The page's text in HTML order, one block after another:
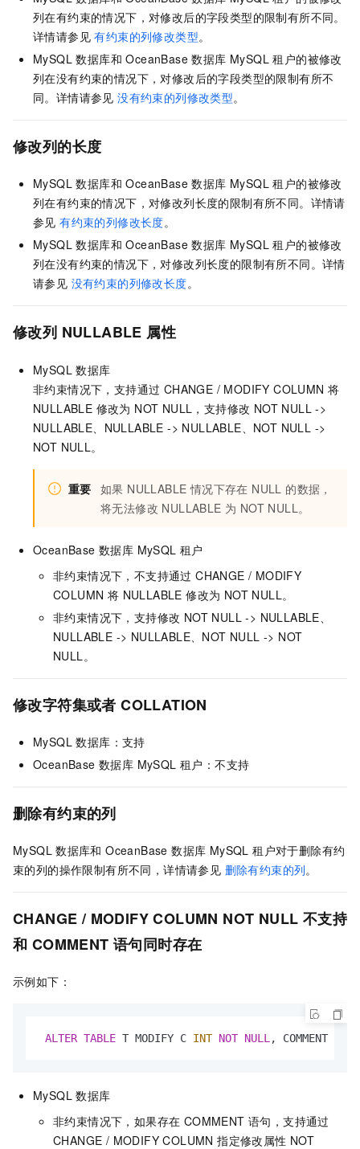
列在有约束的情况下，对修改后的字段类型的限制有所不同。
详情请参见有约束的列修改类型。
MySQL 数据库和 OceanBase 数据库 MySQL 租户的被修改
列在没有约束的情况下，对修改后的字段类型的限制有所不
同。详情请参见没有约束的列修改类型。
修改列的长度
MySQL 数据库和 OceanBase 数据库 MySQL 租户的被修改
列在有约束的情况下，对修改列长度的限制有所不同。详情请
参见有约束的列修改长度。
MySQL 数据库和 OceanBase 数据库 MySQL 租户的被修改
列在没有约束的情况下，对修改列长度的限制有所不同。详情
请参见 没有约束的列修改长度。
修改列 NULLABLE 属性
MySQL 数据库
非约束情况下，支持通过 CHANGE / MODIFY COLUMN 将
NULLABLE 修改为 NOT NULL，支持修改 NOT NULL ->
NULLABLE、NULLABLE -> NULLABLE、NOT NULL ->
NOT NULL。
重要 如果 NULLABLE 情况下存在 NULL 的数据，
将无法修改 NULLABLE 为 NOT NULL。
OceanBase 数据库 MySQL 租户
非约束情况下，不支持通过 CHANGE / MODIFY
COLUMN 将 NULLABLE 修改为 NOT NULL。
非约束情况下，支持修改 NOT NULL -> NULLABLE、
NULLABLE -> NULLABLE、NOT NULL -> NOT
NULL。
修改字符集或者 COLLATION
MySQL 数据库：支持
OceanBase 数据库 MySQL 租户：不支持
删除有约束的列
MySQL 数据库和 OceanBase 数据库 MySQL 租户对于删除有约
束的列的操作限制有所不同，详情请参见 删除有约束的列。
CHANGE / MODIFY COLUMN NOT NULL 不支持
和 COMMENT 语句同时存在
示例如下：
ALTER TABLE T MODIFY C INT NOT NULL , COMMENT
MySQL 数据库
非约束情况下，如果存在 COMMENT 语句，支持通过
CHANGE / MODIFY COLUMN 指定修改属性 NOT